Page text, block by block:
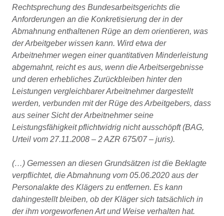
Rechtsprechung des Bundesarbeitsgerichts die
Anforderungen an die Konkretisierung der in der
Abmahnung enthaltenen Rüge an dem orientieren, was
der Arbeitgeber wissen kann. Wird etwa der
Arbeitnehmer wegen einer quantitativen Minderleistung
abgemahnt, reicht es aus, wenn die Arbeitsergebnisse
und deren erhebliches Zurückbleiben hinter den
Leistungen vergleichbarer Arbeitnehmer dargestellt
werden, verbunden mit der Rüge des Arbeitgebers, dass
aus seiner Sicht der Arbeitnehmer seine
Leistungsfähigkeit pflichtwidrig nicht ausschöpft (BAG,
Urteil vom 27.11.2008 – 2 AZR 675/07 – juris).
(…) Gemessen an diesen Grundsätzen ist die Beklagte
verpflichtet, die Abmahnung vom 05.06.2020 aus der
Personalakte des Klägers zu entfernen. Es kann
dahingestellt bleiben, ob der Kläger sich tatsächlich in
der ihm vorgeworfenen Art und Weise verhalten hat.